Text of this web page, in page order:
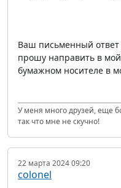
Ваш письменный
прошу направить в
бумажном носителе в
У меня много друзей, еще
так что мне не скучно!
22 марта 2024 09:20
colonel